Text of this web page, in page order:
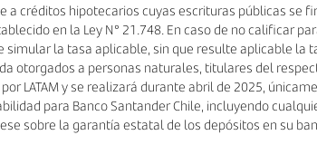
a créditos hipotecarios cuyas escrituras públicas
en la Ley N° 21.748. En caso de no calificar
la tasa aplicable, sin que resulte aplicable la
otorgados a personas naturales, titulares del
LATAM y se realizará durante abril de 2025,
para Banco Santander Chile, incluyendo
sobre la garantía estatal de los depósitos en su